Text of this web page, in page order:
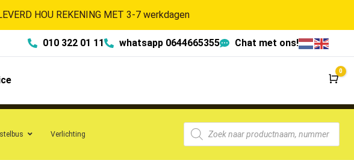
HOU REKENING MET 3-7 werkdagen
010 322 01 11 whatsapp 0644665355 Chat met ons!
0
Verlichting